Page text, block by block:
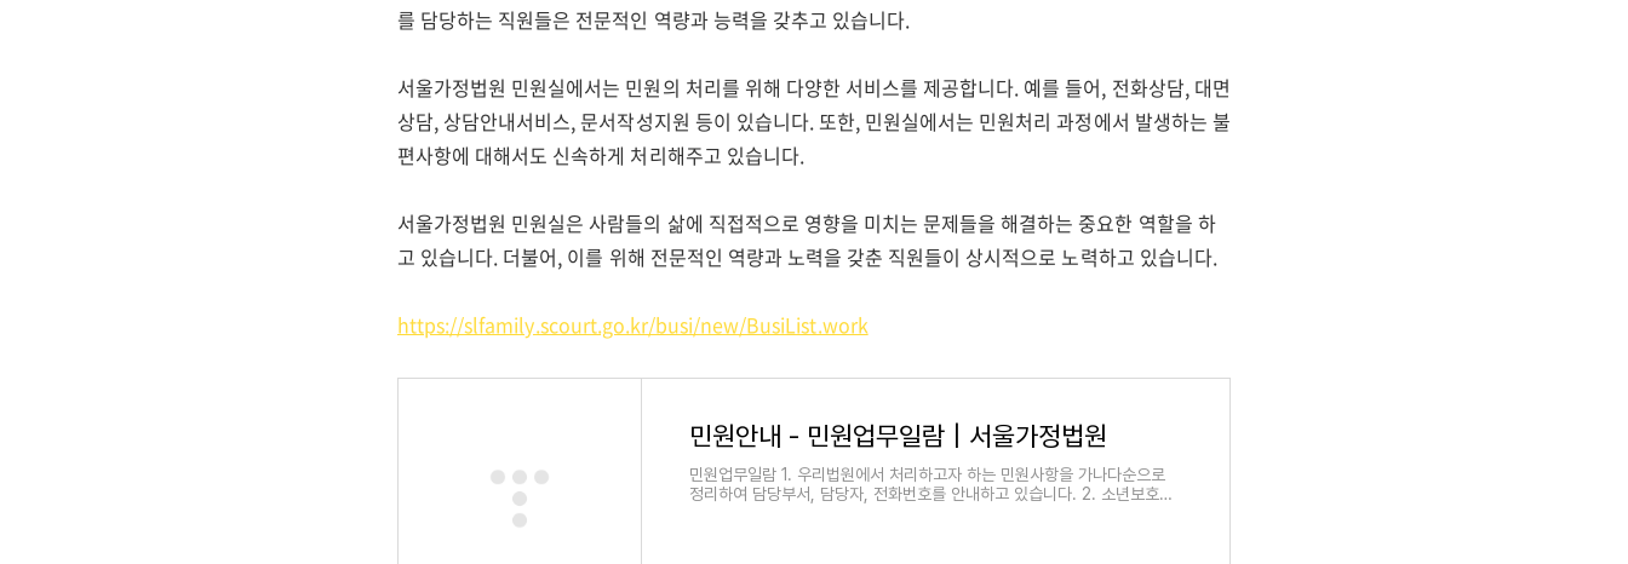
를 담당하는 직원들은 전문적인 역량과 능력을 갖추고 있습니다.
서울가정법원 민원실에서는 민원의 처리를 위해 다양한 서비스를 제공합니다. 예를 들어, 전화상담, 대면
상담, 상담안내서비스, 문서작성지원 등이 있습니다. 또한, 민원실에서는 민원처리 과정에서 발생하는 불
편사항에 대해서도 신속하게 처리해주고 있습니다.
서울가정법원 민원실은 사람들의 삶에 직접적으로 영향을 미치는 문제들을 해결하는 중요한 역할을 하
고 있습니다. 더불어, 이를 위해 전문적인 역량과 노력을 갖춘 직원들이 상시적으로 노력하고 있습니다.
https://slfamily.scourt.go.kr/busi/new/BusiList.work
민원안내 - 민원업무일람 | 서울가정법원
민원업무일람 1. 우리법원에서 처리하고자 하는 민원사항을 가나다순으로
정리하여 담당부서, 담당자, 전화번호를 안내하고 있습니다. 2. 소년보호,